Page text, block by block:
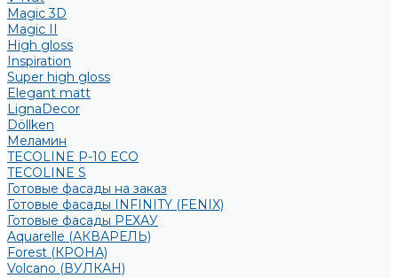
Magic 3D
Magic II
High gloss
Inspiration
Super high gloss
Elegant matt
LignaDecor
Döllken
Меламин
TECOLINE P-10 ECO
TECOLINE S
Готовые фасады на заказ
Готовые фасады INFINITY (FENIX)
Готовые фасады РЕХАУ
Aquarelle (АКВАРЕЛЬ)
Forest (КРОНА)
Volcano (ВУЛКАН)